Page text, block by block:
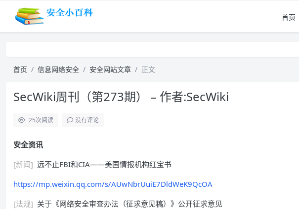
首页
首页 信息网络安全 安全网站文章 正文
SecWiki周刊（第273期） – 作者:SecWiki
25次阅读 没有评论
安全资讯
[新闻] 远不止FBI和CIA——美国情报机构红宝书
https://mp.weixin.qq.com/s/AUwNbrUuiE7DldWeK9QcOA
[法规] 关于《网络安全审查办法（征求意见稿）》公开征求意见